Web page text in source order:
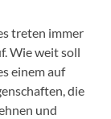
treten immer
Wie weit soll
einem auf
die
und